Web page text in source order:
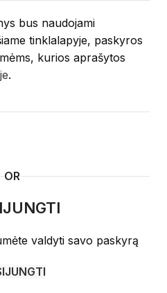
bus naudojami
tinklalapyje, paskyros
kurios aprašytos
.
OR
valdyti savo paskyrą